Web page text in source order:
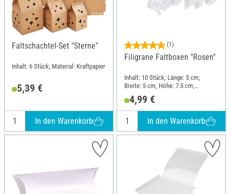
Faltschachtel-Set "Sterne"
Inhalt: 6 Stück; Material: Kraftpapier
5,39 €
In den Warenkorb
(1)
Filigrane Faltboxen "Rosen"
Inhalt: 10 Stück; Länge: 5 cm;
Breite: 5 cm; Höhe: 7.5 cm;
4,99 €
In den Warenkorb